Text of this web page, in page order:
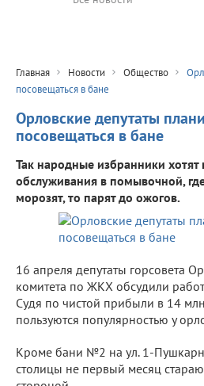
Главная Новости Общество
посовещаться в бане
Орловские депутаты
посовещаться в бане
Так народные избранники хотят
обслуживания в помывочной,
морозят, то парят до ожогов.
16 апреля депутаты горсовета
комитета по ЖКХ обсудили
Судя по чистой прибыли в 14
пользуются популярностью у
Кроме бани №2 на ул. 1-
столицы не первый месяц